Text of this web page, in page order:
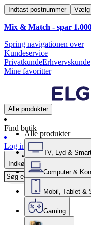
Indtast postnummer Vælg
Mix & Match - spar
Spring navigationen over
Kundeservice
PrivatkundeErhvervskunde
Mine favoritter
Alle produkter
Find butik
Log ind
Indkøbskurv
Alle produkter
TV, Lyd &
Computer &
Mobil, Tablet &
Gaming